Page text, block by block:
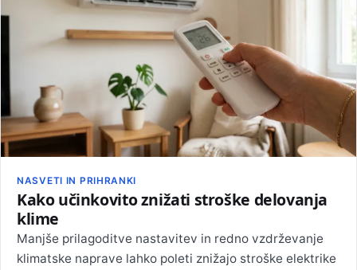
NASVETI IN PRIHRANKI
Kako učinkovito znižati stroške delovanja
klime
Manjše prilagoditve nastavitev in redno vzdrževanje
klimatske naprave lahko poleti znižajo stroške elektrike